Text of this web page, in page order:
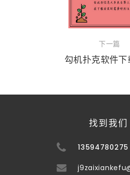
下一篇
勾机扑克软件下
找到我们
13594780275